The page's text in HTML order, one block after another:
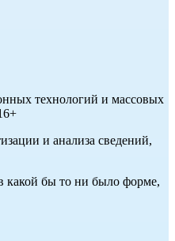
технологий и массовых
и анализа сведений,
какой бы то ни было форме,